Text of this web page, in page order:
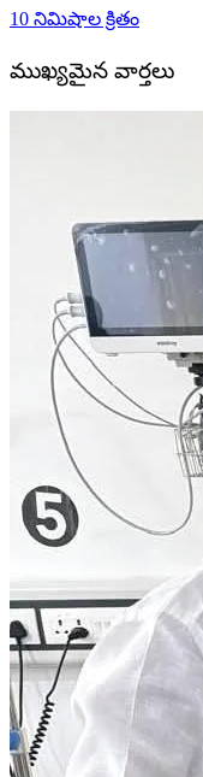
10 నిమిషాల క్రితం
ముఖ్యమైన వార్తలు